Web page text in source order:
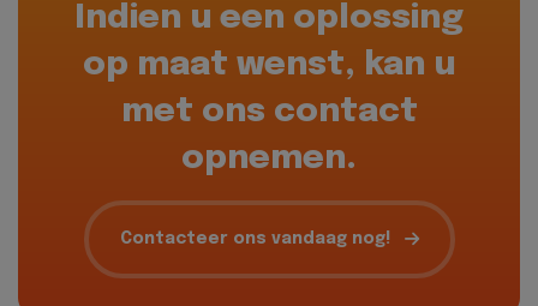
Indien u een oplossing
op maat wenst, kan u
met ons contact
opnemen.
Contacteer ons vandaag nog!